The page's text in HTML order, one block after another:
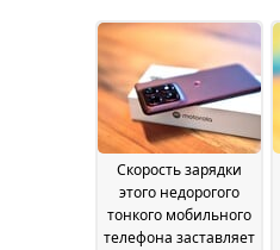
Скорость зарядки
этого недорогого
тонкого мобильного
телефона заставляет